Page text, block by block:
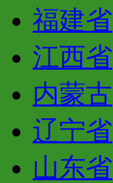
福建省
江西省
内蒙古
辽宁省
山东省